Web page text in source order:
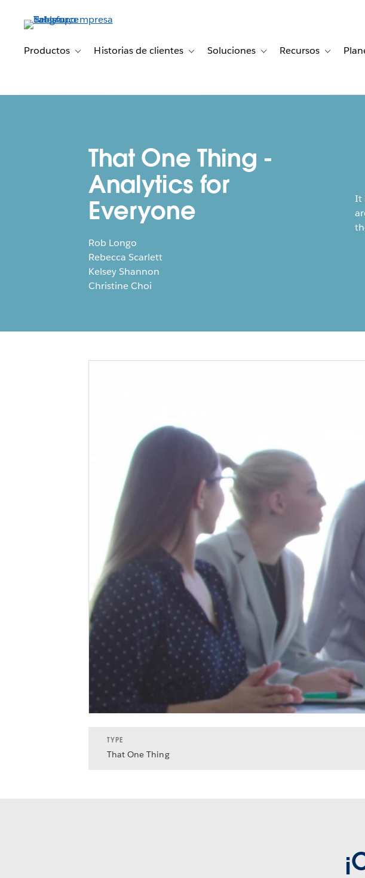
principalProductos Toggle sub-navigation for Productos
Historias de clientes Toggle sub-navigation for Historias de clientes
Soluciones Toggle sub-navigation for
Recursos Toggle
That One Thing -
Analytics for
Everyone
Rob Longo
Rebecca Scarlett
Kelsey Shannon
Christine Choi
It
TYPE
That One Thing